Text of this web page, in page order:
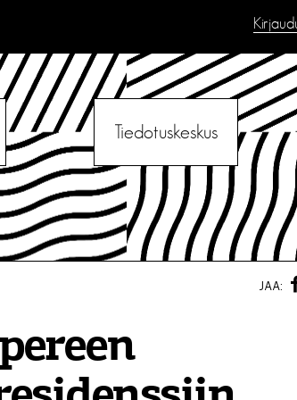
Tiedotuskeskus
JAA: